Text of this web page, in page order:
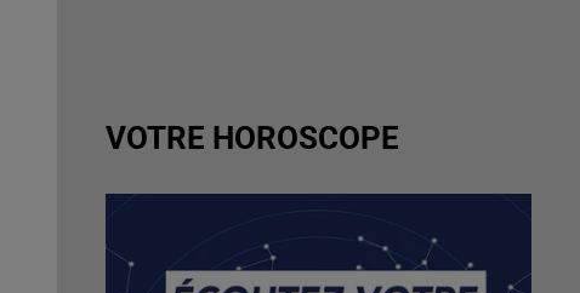
VOTRE HOROSCOPE